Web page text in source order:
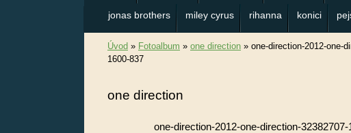
jonas brothers miley cyrus rihanna konici
Úvod » Fotoalbum » one direction » one-direction-2012-one-
1600-837
one direction
one-direction-2012-one-direction-32382707-